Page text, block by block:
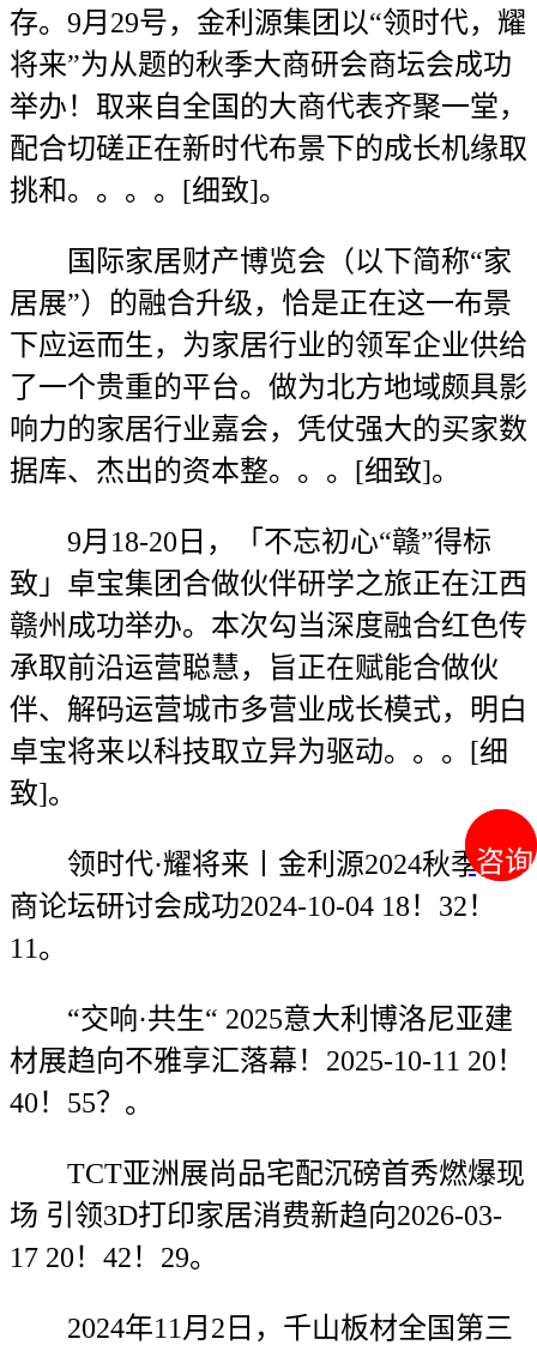
咨询
咨询
存。9月29号，金利源集团以“领时代，耀
将来”为从题的秋季大商研会商坛会成功
举办！取来自全国的大商代表齐聚一堂，
配合切磋正在新时代布景下的成长机缘取
挑和。。。。[细致]。
国际家居财产博览会（以下简称“家
居展”）的融合升级，恰是正在这一布景
下应运而生，为家居行业的领军企业供给
了一个贵重的平台。做为北方地域颇具影
响力的家居行业嘉会，凭仗强大的买家数
据库、杰出的资本整。。。[细致]。
9月18-20日，「不忘初心“赣”得标
致」卓宝集团合做伙伴研学之旅正在江西
赣州成功举办。本次勾当深度融合红色传
承取前沿运营聪慧，旨正在赋能合做伙
伴、解码运营城市多营业成长模式，明白
卓宝将来以科技取立异为驱动。。。[细
致]。
领时代·耀将来丨金利源2024秋季大
商论坛研讨会成功2024-10-04 18！32！
11。
“交响·共生“ 2025意大利博洛尼亚建
材展趋向不雅享汇落幕！2025-10-11 20！
40！55？。
TCT亚洲展尚品宅配沉磅首秀燃爆现
场 引领3D打印家居消费新趋向2026-03-
17 20！42！29。
2024年11月2日，千山板材全国第三